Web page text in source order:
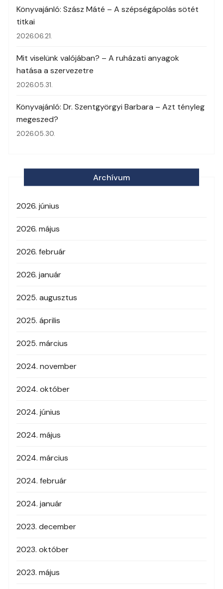
Könyvajánló: Szász Máté – A szépségápolás sötét
titkai
2026.06.21.
Mit viselünk valójában? – A ruházati anyagok
hatása a szervezetre
2026.05.31.
Könyvajánló: Dr. Szentgyörgyi Barbara – Azt tényleg
megeszed?
2026.05.30.
Archívum
2026. június
2026. május
2026. február
2026. január
2025. augusztus
2025. április
2025. március
2024. november
2024. október
2024. június
2024. május
2024. március
2024. február
2024. január
2023. december
2023. október
2023. május